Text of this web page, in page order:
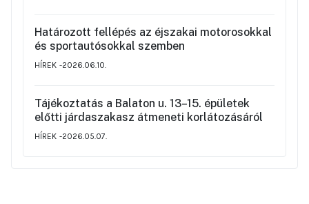
Határozott fellépés az éjszakai motorosokkal
és sportautósokkal szemben
HÍREK 2026.06.10.
Tájékoztatás a Balaton u. 13–15. épületek
előtti járdaszakasz átmeneti korlátozásáról
HÍREK 2026.05.07.